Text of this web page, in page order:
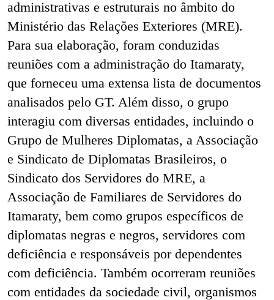
administrativas e estruturais no âmbito do
Ministério das Relações Exteriores (MRE).
Para sua elaboração, foram conduzidas
reuniões com a administração do Itamaraty,
que forneceu uma extensa lista de documentos
analisados pelo GT. Além disso, o grupo
interagiu com diversas entidades, incluindo o
Grupo de Mulheres Diplomatas, a Associação
e Sindicato de Diplomatas Brasileiros, o
Sindicato dos Servidores do MRE, a
Associação de Familiares de Servidores do
Itamaraty, bem como grupos específicos de
diplomatas negras e negros, servidores com
deficiência e responsáveis por dependentes
com deficiência. Também ocorreram reuniões
com entidades da sociedade civil, organismos